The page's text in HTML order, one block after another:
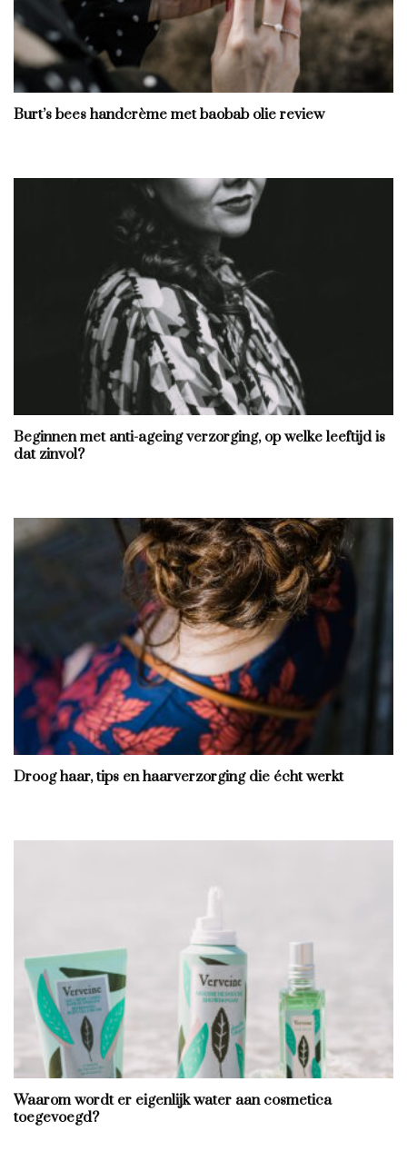
Burt’s bees handcrème met baobab olie review
Beginnen met anti-ageing verzorging, op welke leeftijd is
dat zinvol?
Droog haar, tips en haarverzorging die écht werkt
Waarom wordt er eigenlijk water aan cosmetica
toegevoegd?